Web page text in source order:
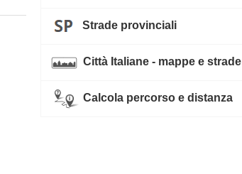
Strade provinciali
Città Italiane - mappe e strade
Calcola percorso e distanza